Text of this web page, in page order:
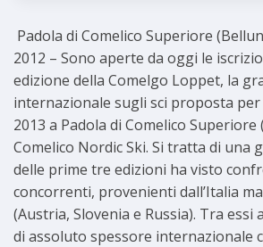
Padola di Comelico Superiore
2012 – Sono aperte da oggi le
edizione della Comelgo Loppet, la
internazionale sugli sci proposta per
2013 a Padola di Comelico Superiore
Comelico Nordic Ski. Si tratta di una
delle prime tre edizioni ha visto
concorrenti, provenienti dall’Italia
(Austria, Slovenia e Russia). Tra essi
di assoluto spessore internazionale